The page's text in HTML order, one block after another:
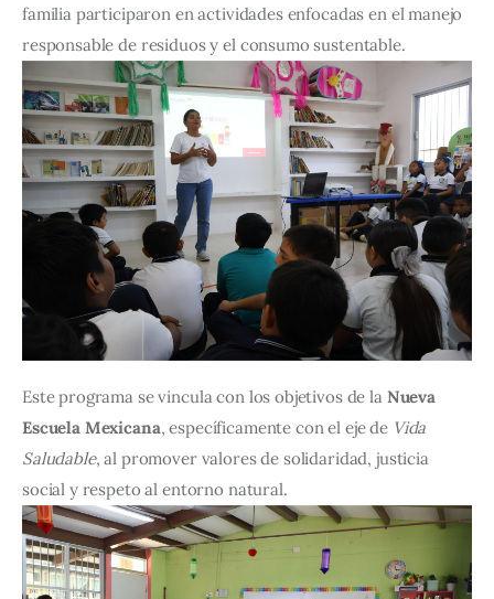
familia participaron en actividades enfocadas en el manejo
responsable de residuos y el consumo sustentable.
Este programa se vincula con los objetivos de la Nueva
Escuela Mexicana, específicamente con el eje de Vida
Saludable, al promover valores de solidaridad, justicia
social y respeto al entorno natural.